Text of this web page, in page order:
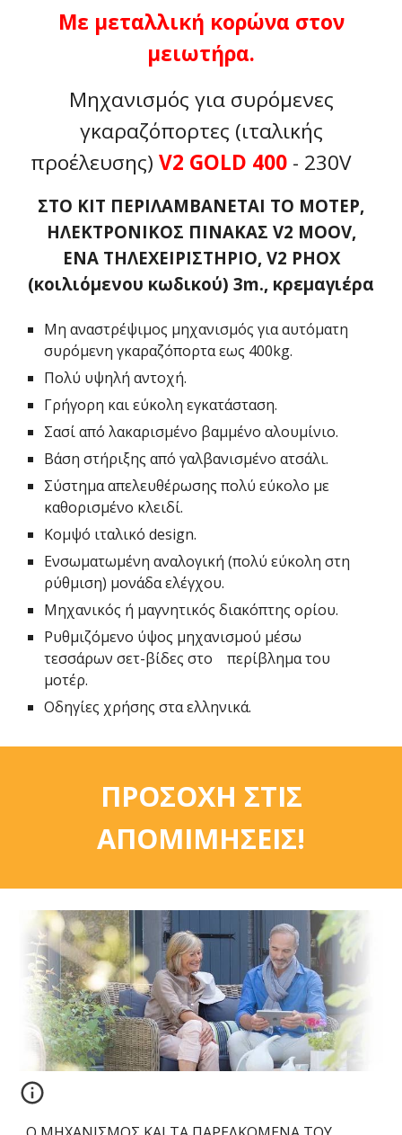
Με μεταλλική κορώνα στον
μειωτήρα.
Μηχανισμός για συρόμενες
γκαραζόπορτες (ιταλικής
προέλευσης) V2 GOLD 400- 230V
ΣΤΟ ΚΙΤ ΠΕΡΙΛΑΜΒΑΝΕΤΑΙ ΤΟ ΜΟΤΕΡ,
ΗΛΕΚΤΡΟΝΙΚΟΣ ΠΙΝΑΚΑΣ V2 MOOV,
ΕΝΑ ΤΗΛΕΧΕΙΡΙΣΤΗΡΙΟ, V2 PHOX
(κοιλιόμενου κωδικού) 3m., κρεμαγιέρα
Mη αναστρέψιμος μηχανισμός για αυτόματη
συρόμενη γκαραζόπορτα εως 400kg.
Πολύ υψηλή αντοχή.
Γρήγορη και εύκολη εγκατάσταση.
Σασί από λακαρισμένο βαμμένο αλουμίνιο.
Βάση στήριξης από γαλβανισμένο ατσάλι.
Σύστημα απελευθέρωσης πολύ εύκολο με
καθορισμένο κλειδί.
Κομψό ιταλικό design.
Ενσωματωμένη αναλογική (πολύ εύκολη στη
ρύθμιση) μονάδα ελέγχου.
Μηχανικός ή μαγνητικός διακόπτης ορίου.
Ρυθμιζόμενο ύψος μηχανισμού μέσω
τεσσάρων σετ-βίδες στο περίβλημα του
μοτέρ.
Οδηγίες χρήσης στα ελληνικά.
ΠΡΟΣΟΧΗ ΣΤΙΣ
ΑΠΟΜΙΜΗΣΕΙΣ!